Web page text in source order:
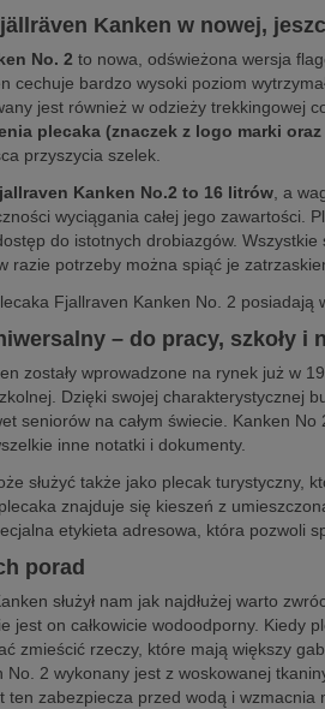
Kanken w nowej,
No. 2 to nowa, odświeżona wersja
cechuje bardzo wysoki poziom
jest również w odzieży trekkingowej
plecaka (znaczek z logo marki
przyszycia szelek.
Kanken No.2 to 16 litrów , a
wyciągania całej jego zawartości.
do istotnych drobiazgów.
razie potrzeby można spiąć je
Fjallraven Kanken No. 2
– do pracy, szkoły i
zostały wprowadzone na rynek już w
Dzięki swojej charakterystycznej
seniorów na całym świecie. Kanken
inne notatki i dokumenty.
służyć także jako plecak
znajduje się kieszeń z
etykieta adresowa, która pozwoli
porad
służył nam jak najdłużej warto
jest on całkowicie wodoodporny. Kiedy
zmieścić rzeczy, które mają większy
No. 2 wykonany jest z woskowanej
ten zabezpiecza przed wodą i